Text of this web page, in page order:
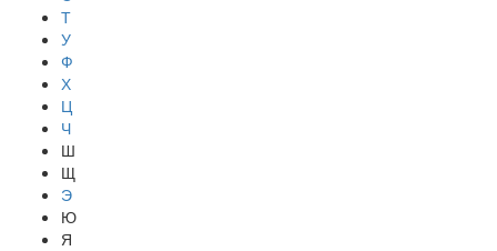
Т
У
Ф
Х
Ц
Ч
Ш
Щ
Э
Ю
Я